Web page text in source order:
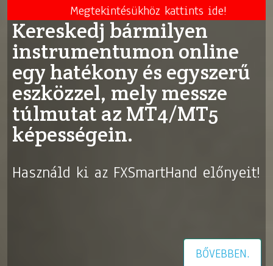
Megtekintésükhöz kattints ide!
Kereskedj bármilyen
instrumentumon online
egy hatékony és egyszerű
eszközzel, mely messze
túlmutat az MT4/MT5
képességein.
Használd ki az FXSmartHand előnyeit!
BŐVEBBEN.